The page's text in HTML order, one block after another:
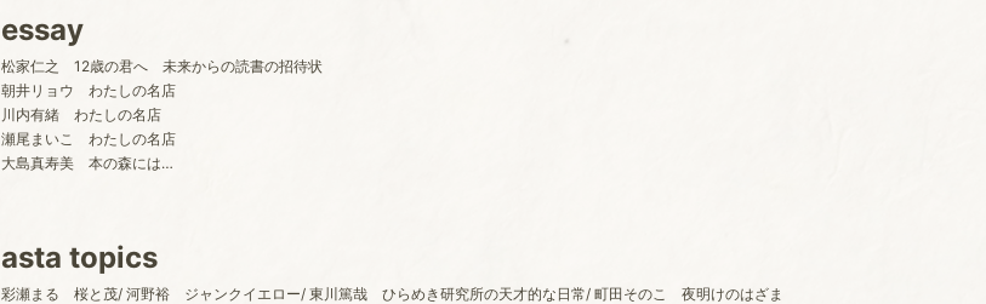
essay
松家仁之 12歳の君へ 未来からの読書の招待状
朝井リョウ わたしの名店
川内有緒 わたしの名店
瀬尾まいこ わたしの名店
大島真寿美 本の森には…
asta topics
彩瀬まる 桜と茂/ 河野裕 ジャンクイエロー/ 東川篤哉 ひらめき研究所の天才的な日常/ 町田そのこ 夜明けのはざま